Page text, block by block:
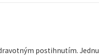
postihnutím. Jednu